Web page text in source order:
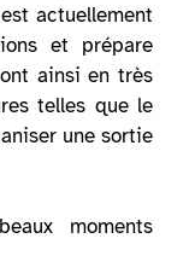
actuellement
et prépare
ainsi en très
telles que le
une sortie
moments